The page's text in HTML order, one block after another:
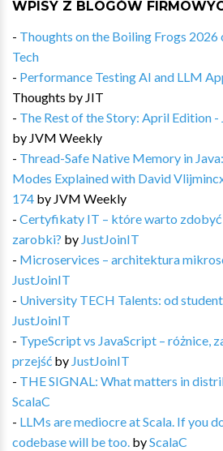
WPISY Z BLOGÓW
- Thoughts on the Boiling Frogs 2026
Tech
- Performance Testing AI and LLM
Thoughts by JIT
- The Rest of the Story: April Edition
by JVM Weekly
- Thread-Safe Native Memory in
Modes Explained with David
174 by JVM Weekly
- Certyfikaty IT – które warto zdobyć
zarobki? by JustJoinIT
- Microservices – architektura
JustJoinIT
- University TECH Talents: od
JustJoinIT
- TypeScript vs JavaScript – różnice,
przejść by JustJoinIT
- THE SIGNAL: What matters in
ScalaC
- LLMs are mediocre at Scala. If you
codebase will be too. byScalaC